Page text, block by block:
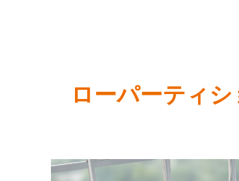
ローパーティ